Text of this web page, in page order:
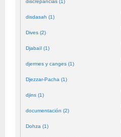
discrepancias (1)
disdasah (1)
Dives (2)
Djabaïl (1)
djermes y canges (1)
Djezzar-Pacha (1)
djins (1)
documentación (2)
Dohza (1)